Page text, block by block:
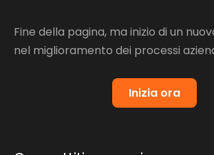
Fine della pagina, ma inizio di un
nel miglioramento dei processi
Inizia ora